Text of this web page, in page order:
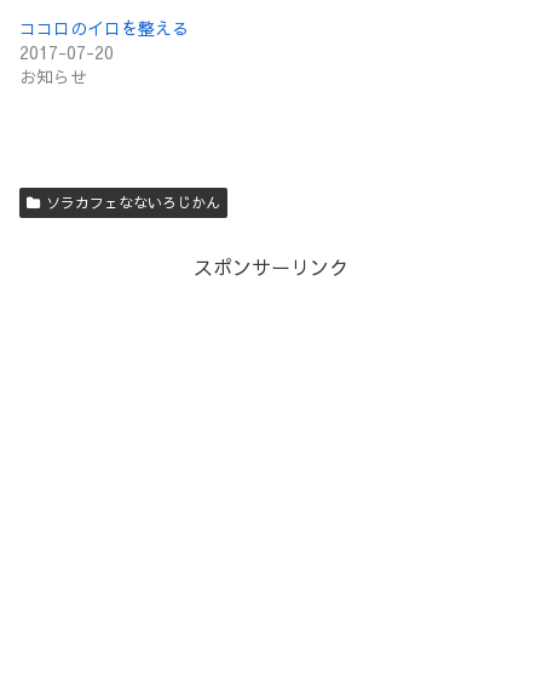
ココロのイロを整える
2017-07-20
お知らせ
ソラカフェなないろじかん
スポンサーリンク